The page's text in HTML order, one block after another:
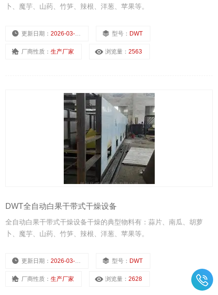
卜、魔芋、山药、竹笋、辣根、洋葱、苹果等。
更新日期：2026-03-04 型号： DWT
厂商性质：生产厂家 浏览量：2563
DWT全自动白果干带式干燥设备
全自动白果干带式干燥设备干燥的典型物料有：蒜片、南瓜、胡萝
卜、魔芋、山药、竹笋、辣根、洋葱、苹果等。
更新日期：2026-03-04 型号： DWT
厂商性质：生产厂家 浏览量：2628